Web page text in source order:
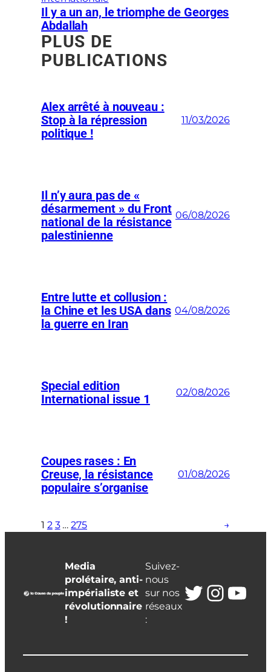
Il y a un an, le triomphe de Georges
Abdallah
PLUS DE
PUBLICATIONS
Alex arrêté à nouveau :
Stop à la répression
politique !
11/03/2026
Il n’y aura pas de «
désarmement » du Front
national de la résistance
palestinienne
06/08/2026
Entre lutte et collusion :
la Chine et les USA dans
la guerre en Iran
04/08/2026
Special edition
International issue 1
02/08/2026
Coupes rases : En
Creuse, la résistance
populaire s’organise
01/08/2026
1 2 3 … 275 →
Media
prolétaire, anti-
impérialiste et
révolutionnaire
!
Suivez-
nous
sur nos
réseaux
:
Twitter